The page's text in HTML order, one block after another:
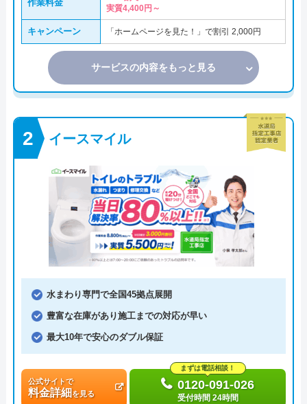
作業料金
実質4,400円～
キャンペーン 「ホームページを見た！」で割引 2,000円
サービスの内容をもっと見る
イースマイル
水まわり専門で全国45拠点展開
豊富な在庫があり施工までの対応が早い
最大10年で安心のダブル保証
公式サイトで
料金詳細を見る
まずは電話相談！
0120-091-026
受付時間 24時間